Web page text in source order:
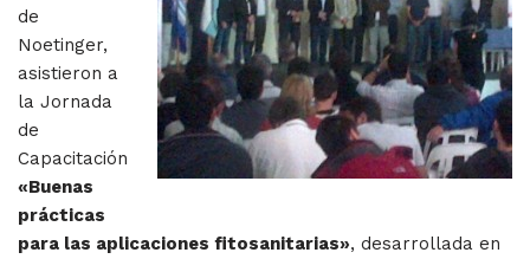
de
Noetinger,
asistieron a
la Jornada
de
Capacitación
«Buenas
prácticas
para las aplicaciones fitosanitarias», desarrollada en